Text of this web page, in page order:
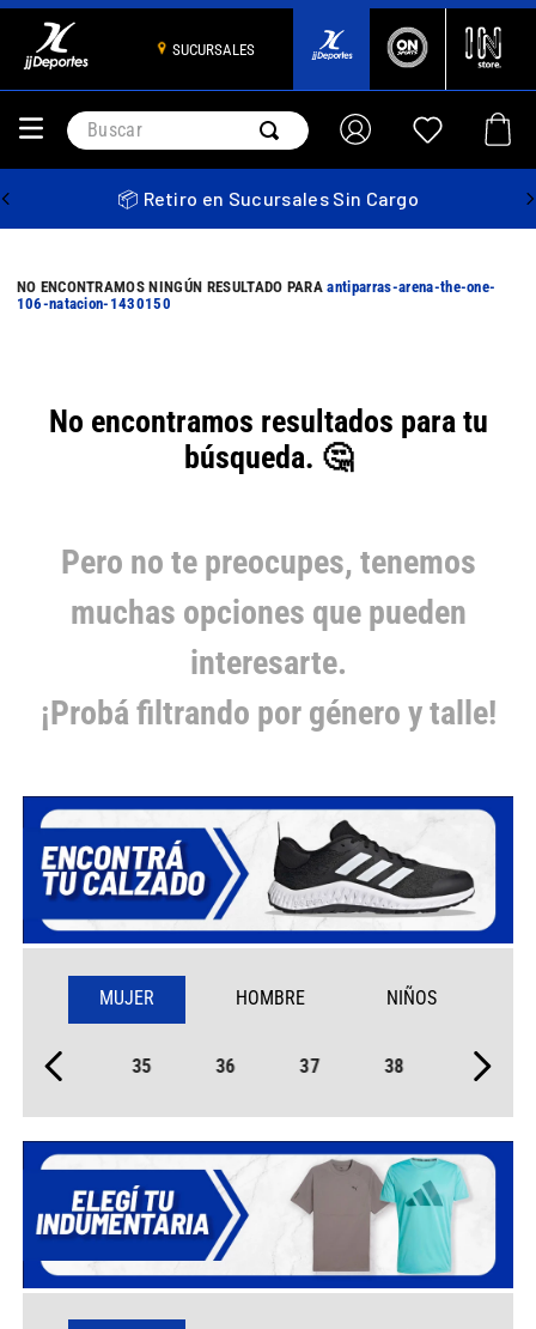
SUCURSALES
Buscar
📦 Retiro en Sucursales Sin Cargo
antiparras-arena-the-one-
106-natacion-1430150
No encontramos resultados para tu
búsqueda. 🤔
Pero no te preocupes, tenemos
muchas opciones que pueden
interesarte.
¡Probá filtrando por género y talle!
MUJER HOMBRE NIÑOS
35 36 37 38